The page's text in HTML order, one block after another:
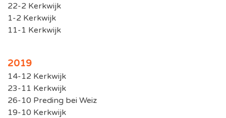
22-2 Kerkwijk
1-2 Kerkwijk
11-1 Kerkwijk
2019
14-12 Kerkwijk
23-11 Kerkwijk
26-10 Preding bei Weiz
19-10 Kerkwijk